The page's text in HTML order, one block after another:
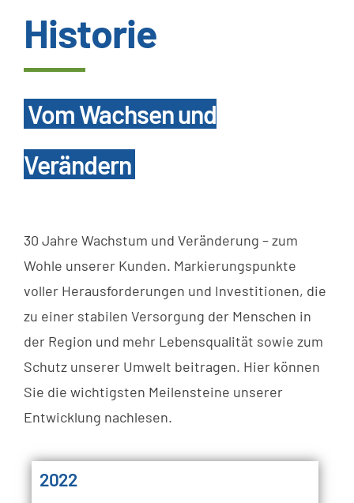
Wissenswertes
Kundenservice
Historie
Vom Wachsen und
Verändern
30 Jahre Wachstum und Veränderung – zum
Wohle unserer Kunden. Markierungspunkte
voller Herausforderungen und Investitionen, die
zu einer stabilen Versorgung der Menschen in
der Region und mehr Lebensqualität sowie zum
Schutz unserer Umwelt beitragen. Hier können
Sie die wichtigsten Meilensteine unserer
Entwicklung nachlesen.
2022